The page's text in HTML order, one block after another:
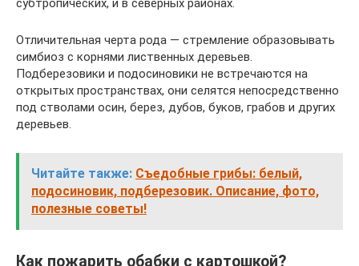
Отличительная черта рода — стремление образовывать
симбиоз с корнями лиственных деревьев.
Подберезовики и подосиновики не встречаются на
открытых пространствах, они селятся непосредственно
под стволами осин, берез, дубов, буков, грабов и других
деревьев.
Читайте также: Съедобные грибы: белый,
подосиновик, подберезовик. Описание, фото,
полезные советы!
Как пожарить обабки с картошкой?